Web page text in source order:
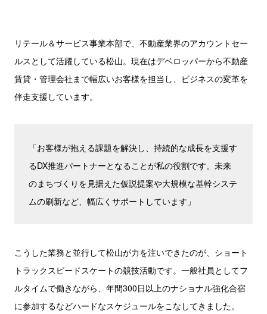
リテール＆サービス事業本部で、不動産業界のアカウントセー
ルスとして活躍している松山。現在はデベロッパーから不動産
賃貸・管理会社まで幅広いお客様を担当し、ビジネスの変革を
伴走支援しています。
「お客様が抱える課題を解決し、持続的な成長を支援す
るDX推進パートナーとなることが私の役割です。未来
のまちづくりを見据えた仮説提案や大規模な基幹システ
ムの刷新など、幅広くサポートしています」
こうした業務と並行して松山が力を注いできたのが、ショート
トラックスピードスケートの競技活動です。一般社員としてフ
ルタイムで働きながら、年間300日以上のナショナル強化合宿
に参加するなどハードなスケジュールをこなしてきました。